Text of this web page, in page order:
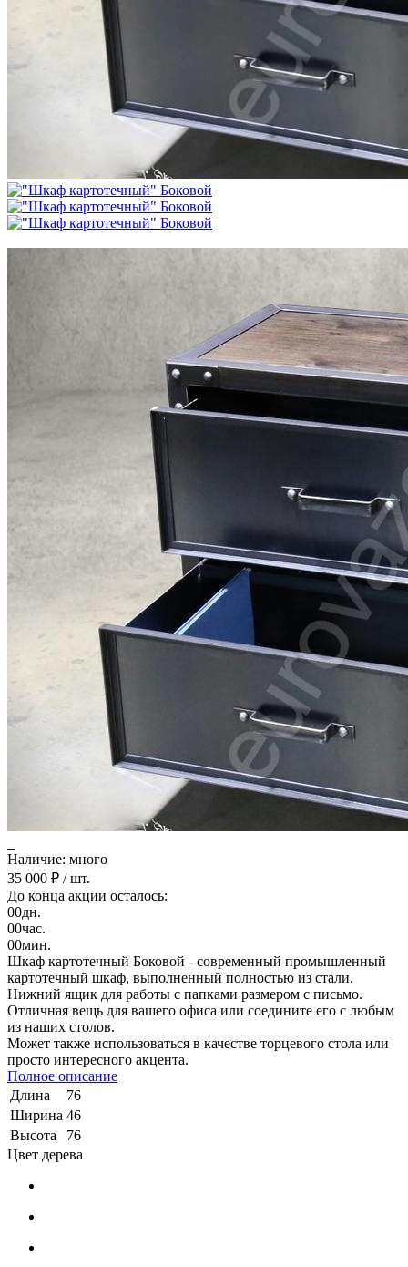
Наличие: много
35 000 ₽ / шт.
До конца акции осталось:
00дн.
00час.
00мин.
Шкаф картотечный Боковой - современный промышленный
картотечный шкаф, выполненный полностью из стали.
Нижний ящик для работы с папками размером с письмо.
Отличная вещь для вашего офиса или соедините его с любым
из наших столов.
Может также использоваться в качестве торцевого стола или
просто интересного акцента.
Полное описание
Длина
76
Ширина 46
Высота
76
Цвет дерева